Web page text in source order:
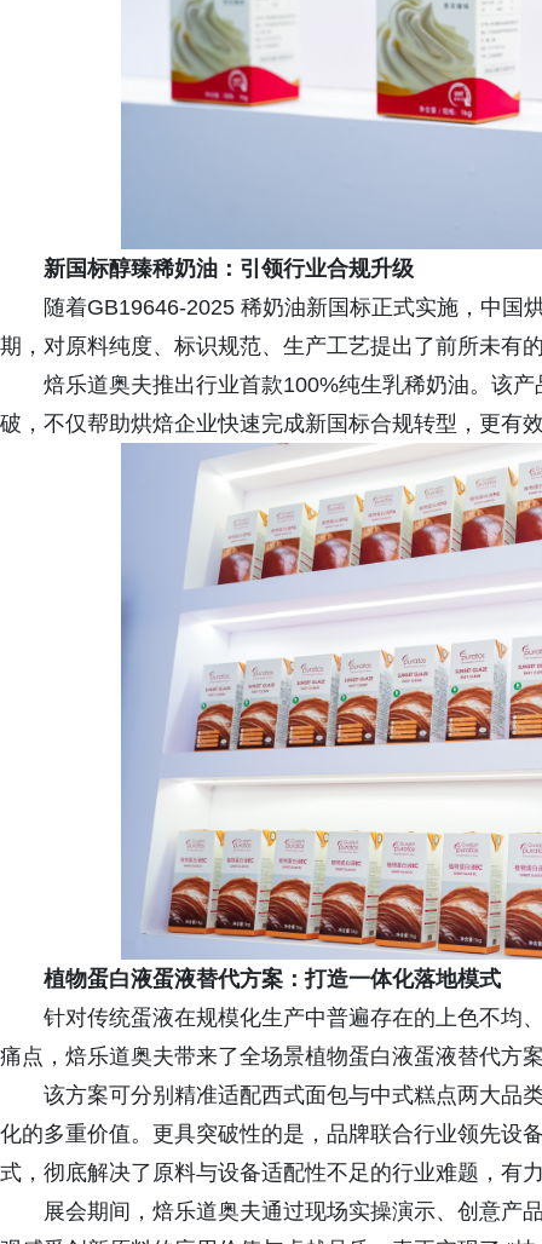
新国标醇臻稀奶油：引领行业合规升级
随着GB19646-2025 稀奶油新国标正式实施，中国
期，对原料纯度、标识规范、生产工艺提出了前所未有
焙乐道奥夫推出行业首款100%纯生乳稀奶油。该
破，不仅帮助烘焙企业快速完成新国标合规转型，更有
植物蛋白液蛋液替代方案：打造一体化落地模式
针对传统蛋液在规模化生产中普遍存在的上色不均
痛点，焙乐道奥夫带来了全场景植物蛋白液蛋液替代方
该方案可分别精准适配西式面包与中式糕点两大品
化的多重价值。更具突破性的是，品牌联合行业领先设
式，彻底解决了原料与设备适配性不足的行业难题，有
展会期间，焙乐道奥夫通过现场实操演示、创意产